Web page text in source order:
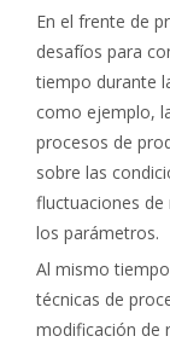
En el frente de
desafíos para
tiempo durante
como ejemplo,
procesos de
sobre las
fluctuaciones de
los parámetros.
Al mismo
técnicas de
modificación de